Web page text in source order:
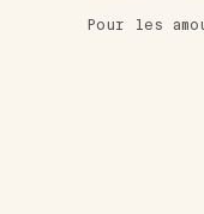
Pour les